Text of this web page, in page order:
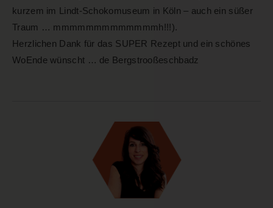
kurzem im Lindt-Schokomuseum in Köln – auch ein süßer
Traum … mmmmmmmmmmmmmh!!!).
Herzlichen Dank für das SUPER Rezept und ein schönes
WoEnde wünscht … de Bergstrooßeschbadz